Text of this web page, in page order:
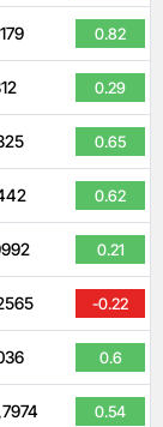
0.82
0.29
0.65
0.62
0.21
-0.22
0.6
0.54